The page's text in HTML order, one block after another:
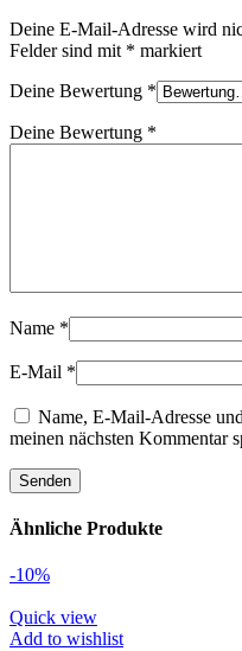
Deine E-Mail-Adresse wird
Felder sind mit * markiert
Deine Bewertung *
Deine Bewertung *
Name *
E-Mail *
Name, E-Mail-Adresse
meinen nächsten Kommentar
Ähnliche Produkte
-10%
Quick view
Add to wishlist